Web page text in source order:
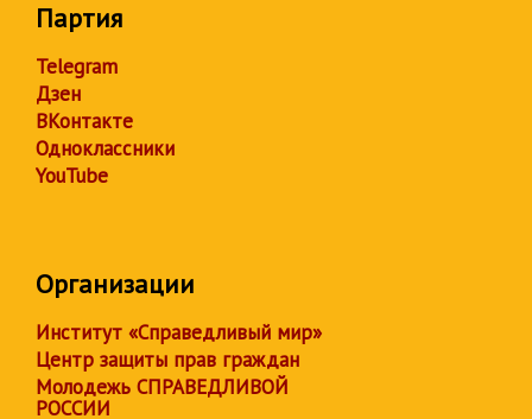
Партия
Telegram
Дзен
ВКонтакте
Одноклассники
YouTube
Организации
Институт «Справедливый мир»
Центр защиты прав граждан
Молодежь СПРАВЕДЛИВОЙ
РОССИИ